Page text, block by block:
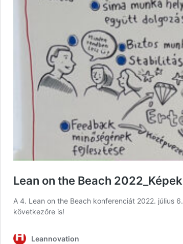
Lean on the Beach
A 4. Lean on the Beach konferenciát 2022.
következőre is!
Leannovation